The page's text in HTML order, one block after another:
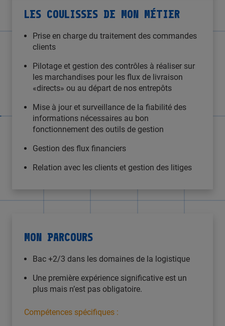
LES COULISSES DE MON MÉTIER
Prise en charge du traitement des commandes
clients
Pilotage et gestion des contrôles à réaliser sur
les marchandises pour les flux de livraison
«directs» ou au départ de nos entrepôts
Mise à jour et surveillance de la fiabilité des
informations nécessaires au bon
fonctionnement des outils de gestion
Gestion des flux financiers
Relation avec les clients et gestion des litiges
MON PARCOURS
Bac +2/3 dans les domaines de la logistique
Une première expérience significative est un
plus mais n’est pas obligatoire.
Compétences spécifiques :